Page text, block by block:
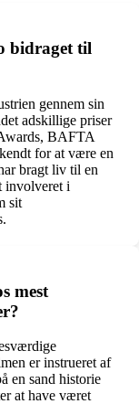
bidraget til
gennem sin
adskillige priser
BAFTA
for at være en
bragt liv til en
involveret i
sit
mest
er instrueret af
en sand historie
at have været